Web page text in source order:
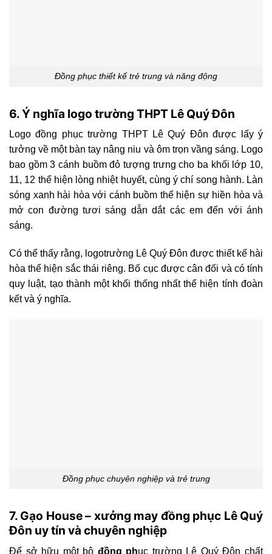
Đồng phục thiết kế trẻ trung và năng động
6. Ý nghĩa logo trường THPT Lê Quý Đôn
Logo đồng phục trường THPT Lê Quý Đôn được lấy ý
tưởng về một bàn tay nâng niu và ôm trọn vầng sáng. Logo
bao gồm 3 cánh buồm đỏ tượng trưng cho ba khối lớp 10,
11, 12 thể hiện lòng nhiệt huyết, cùng ý chí song hành. Làn
sóng xanh hài hòa với cánh buồm thể hiện sự hiền hòa và
mở con đường tươi sáng dẫn dắt các em đến với ánh
sáng.
Có thể thấy rằng, logotrường Lê Quý Đôn được thiết kế hài
hòa thể hiện sắc thái riêng. Bố cục được cân đối và có tính
quy luật, tạo thành một khối thống nhất thể hiện tính đoàn
kết và ý nghĩa.
Đồng phục chuyên nghiệp và trẻ trung
7. Gạo House – xưởng may đồng phục Lê Quý
Đôn uy tín và chuyên nghiệp
Để sở hữu một bộ đồng phục trường Lê Quý Đôn chất